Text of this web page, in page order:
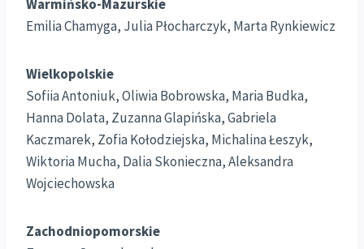
Warmińsko-Mazurskie
Emilia Chamyga, Julia Płocharczyk, Marta Rynkiewicz
Wielkopolskie
Sofiia Antoniuk, Oliwia Bobrowska, Maria Budka,
Hanna Dolata, Zuzanna Glapińska, Gabriela
Kaczmarek, Zofia Kołodziejska, Michalina Łeszyk,
Wiktoria Mucha, Dalia Skonieczna, Aleksandra
Wojciechowska
Zachodniopomorskie